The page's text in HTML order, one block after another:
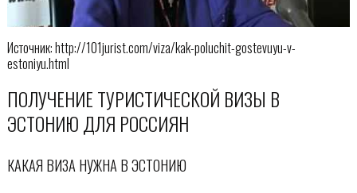
Источник: http://101jurist.com/viza/kak-poluchit-gostevuyu-v-
estoniyu.html
ПОЛУЧЕНИЕ ТУРИСТИЧЕСКОЙ ВИЗЫ В
ЭСТОНИЮ ДЛЯ РОССИЯН
КАКАЯ ВИЗА НУЖНА В ЭСТОНИЮ